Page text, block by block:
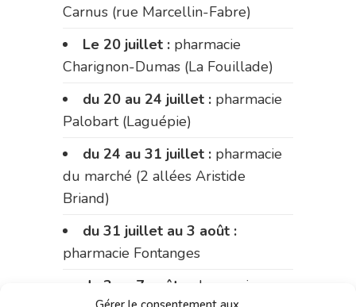
Carnus (rue Marcellin-Fabre)
Le 20 juillet : pharmacie
Charignon-Dumas (La Fouillade)
du 20 au 24 juillet : pharmacie
Palobart (Laguépie)
du 24 au 31 juillet : pharmacie
du marché (2 allées Aristide
Briand)
du 31 juillet au 3 août :
pharmacie Fontanges
du 3 au 7 août :
pharmacie